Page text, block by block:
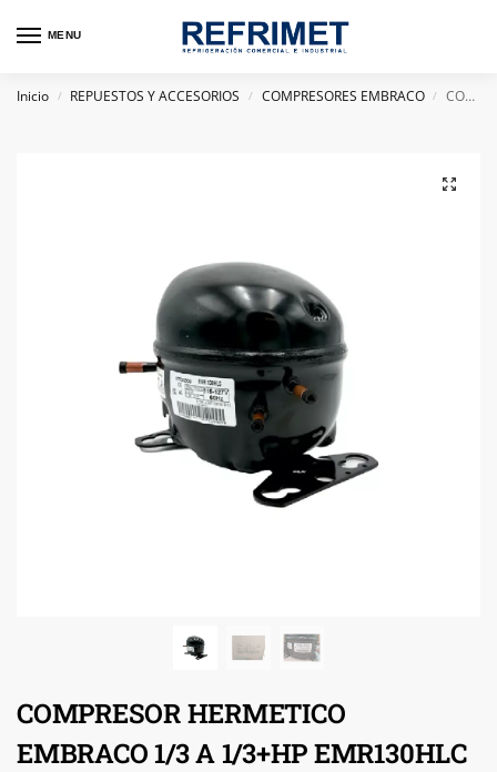
MENU
Inicio / REPUESTOS Y ACCESORIOS / COMPRESORES EMBRACO / COMPRESOR HERMETICO EMBRACO 1/3 A 1/3+HP EMR130HLC R134 110V
COMPRESOR HERMETICO
EMBRACO 1/3 A 1/3+HP EMR130HLC